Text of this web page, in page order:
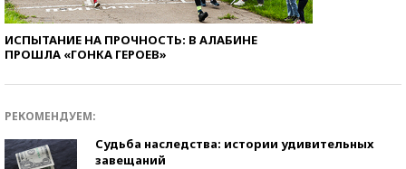
ИСПЫТАНИЕ НА ПРОЧНОСТЬ: В АЛАБИНЕ
ПРОШЛА «ГОНКА ГЕРОЕВ»
РЕКОМЕНДУЕМ:
Судьба наследства: истории удивительных
завещаний